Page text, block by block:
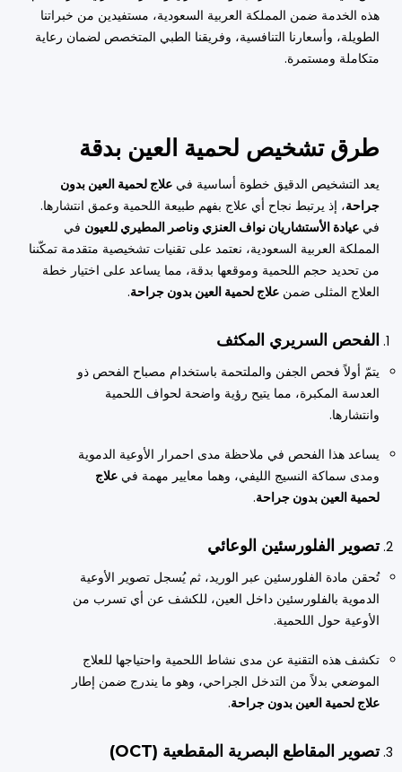
هذه الخدمة ضمن المملكة العربية السعودية، مستفيدين من خبراتنا
الطويلة، وأسعارنا التنافسية، وفريقنا الطبي المتخصص لضمان رعاية
متكاملة ومستمرة.
طرق تشخيص لحمية العين بدقة
يعد التشخيص الدقيق خطوة أساسية في علاج لحمية العين بدون
جراحة، إذ يرتبط نجاح أي علاج بفهم طبيعة اللحمية وعمق انتشارها.
في عيادة الأستشاريان نواف العنزي وناصر المطيري للعيون في
المملكة العربية السعودية، نعتمد على تقنيات تشخيصية متقدمة تمكّننا
من تحديد حجم اللحمية وموقعها بدقة، مما يساعد على اختيار خطة
العلاج المثلى ضمن علاج لحمية العين بدون جراحة.
الفحص السريري المكثف
يتمّ أولاً فحص الجفن والملتحمة باستخدام مصباح الفحص ذو
العدسة المكبرة، مما يتيح رؤية واضحة لحواف اللحمية
وانتشارها.
يساعد هذا الفحص في ملاحظة مدى احمرار الأوعية الدموية
ومدى سماكة النسيج الليفي، وهما معايير مهمة في علاج
لحمية العين بدون جراحة.
تصوير الفلورسئين الوعائي
تُحقن مادة الفلورسئين عبر الوريد، ثم يُسجل تصوير الأوعية
الدموية بالفلورسئين داخل العين، للكشف عن أي تسرب من
الأوعية حول اللحمية.
تكشف هذه التقنية عن مدى نشاط اللحمية واحتياجها للعلاج
الموضعي بدلاً من التدخل الجراحي، وهو ما يندرج ضمن إطار
علاج لحمية العين بدون جراحة.
تصوير المقاطع البصرية المقطعية (OCT)